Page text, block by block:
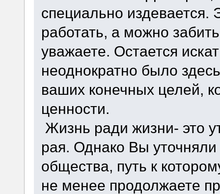
специально издевается.
работать, а можно
уважаете. Остается
неоднократно было
ваших конечных целей,
ценности.
Жизнь ради жизни- это
рая. Однако Вы уточняли
общества, путь к
не менее продолжаете